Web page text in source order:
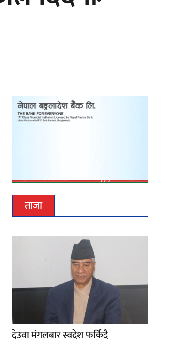
ताजा
देउवा मंगलबार स्वदेश फर्किंदै